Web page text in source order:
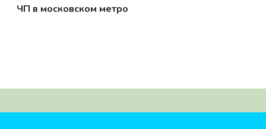
ЧП в московском метро